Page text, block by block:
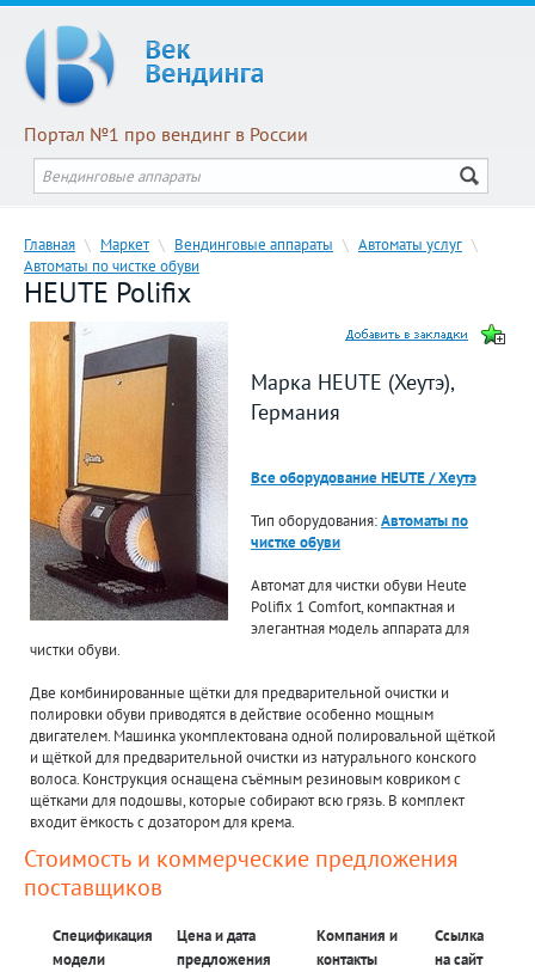
Портал №1 про вендинг в России
Главная \ Маркет \ Вендинговые аппараты \ Автоматы услуг \
Автоматы по чистке обуви
HEUTE Polifix
Марка HEUTE (Хеутэ),
Германия
Все оборудование HEUTE / Хеутэ
Тип оборудования:Автоматы по
чистке обуви
Автомат для чистки обуви Heute
Polifix 1 Comfort, компактная и
элегантная модель аппарата для
чистки обуви.
Две комбинированные щётки для предварительной очистки и
полировки обуви приводятся в действие особенно мощным
двигателем. Машинка укомплектована одной полировальной щёткой
и щёткой для предварительной очистки из натурального конского
волоса. Конструкция оснащена съёмным резиновым ковриком с
щётками для подошвы, которые собирают всю грязь. В комплект
входит ёмкость с дозатором для крема.
Стоимость и коммерческие предложения
поставщиков
Спецификация
модели
Цена и дата
предложения
Компания и
контакты
Ссылка
на сайт